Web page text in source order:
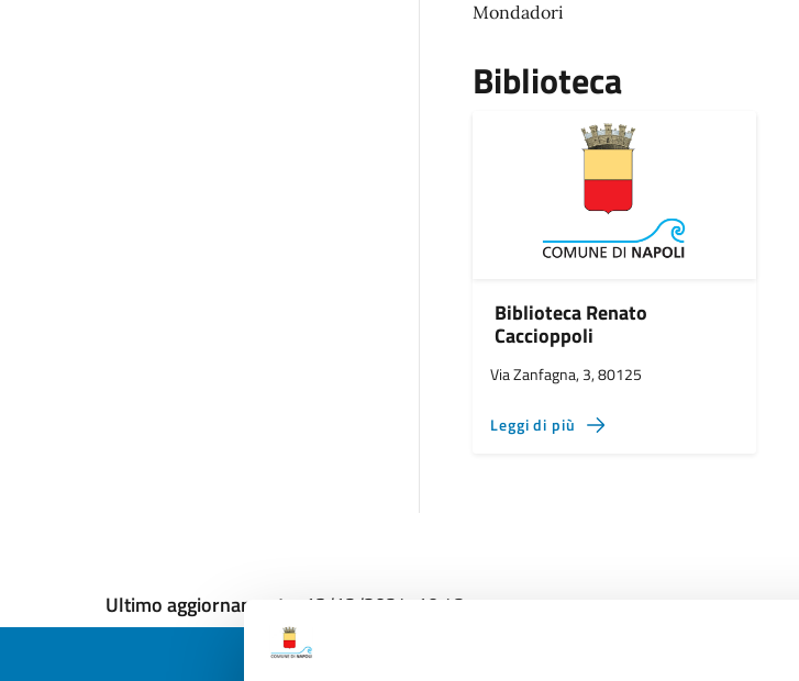
Mondadori
Biblioteca
Biblioteca Renato
Caccioppoli
Via Zanfagna, 3, 80125
Leggi di più
Ultimo aggiornamento: 13/12/2024, 10:42